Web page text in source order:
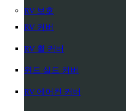
RV 보호
RV 커버
RV 휠 커버
윈드 실드 커버
RV 에어컨 커버